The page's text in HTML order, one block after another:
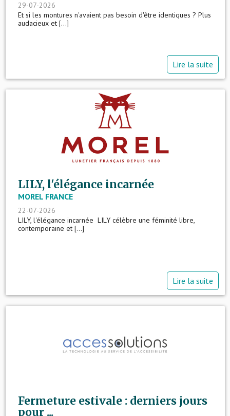
29-07-2026
Et si les montures n'avaient pas besoin d'être identiques ? Plus
audacieux et [...]
Lire la suite
LILY, l'élégance incarnée
MOREL FRANCE
22-07-2026
LILY, l'élégance incarnée LILY célèbre une féminité libre,
contemporaine et [...]
Lire la suite
Fermeture estivale : derniers jours
pour ...